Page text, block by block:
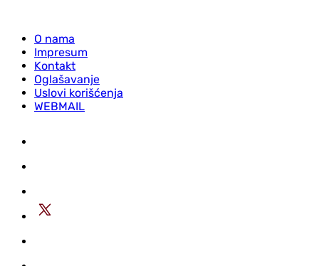
O nama
Impresum
Kontakt
Oglašavanje
Uslovi korišćenja
WEBMAIL